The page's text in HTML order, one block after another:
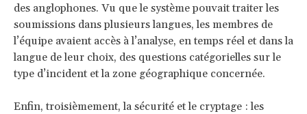
des anglophones. Vu que le système pouvait traiter les
soumissions dans plusieurs langues, les membres de
l’équipe avaient accès à l’analyse, en temps réel et dans la
langue de leur choix, des questions catégorielles sur le
type d’incident et la zone géographique concernée.
Enfin, troisièmement, la sécurité et le cryptage : les